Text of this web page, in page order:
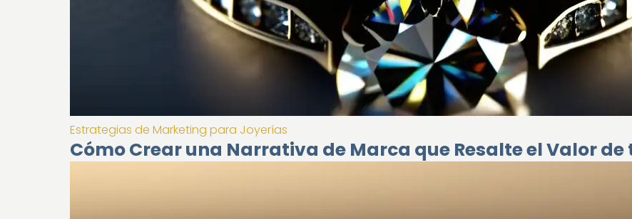
Estrategias de Marketing para Joyerías
Cómo Crear una Narrativa de Marca que Resalte el Valor de